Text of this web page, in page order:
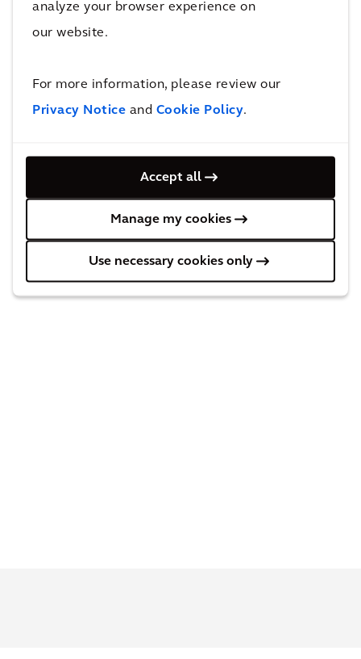
analyze your browser experience on
our website.
For more information, please review our
Privacy Notice and Cookie Policy.
Accept all
Manage my cookies
Use necessary cookies only
Vortemperierung der natürlichen Belüftung bei. Das
Projekt wurde mit einem DGNB-Zertifikat in Platin
Liegenschaft wie auch bei der Gebäudeplanung aus
umweltfreundlicher, ressourcenschonender und
ausgeschöpft werden kann.
Unsere Expertise